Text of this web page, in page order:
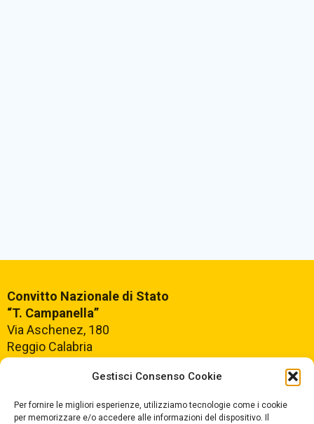
Gestisci Consenso Cookie
Per fornire le migliori esperienze, utilizziamo tecnologie come i cookie
per memorizzare e/o accedere alle informazioni del dispositivo. Il
Convitto Nazionale di Stato
“T. Campanella”
Via Aschenez, 180
Reggio Calabria
Segreteria +39096520527